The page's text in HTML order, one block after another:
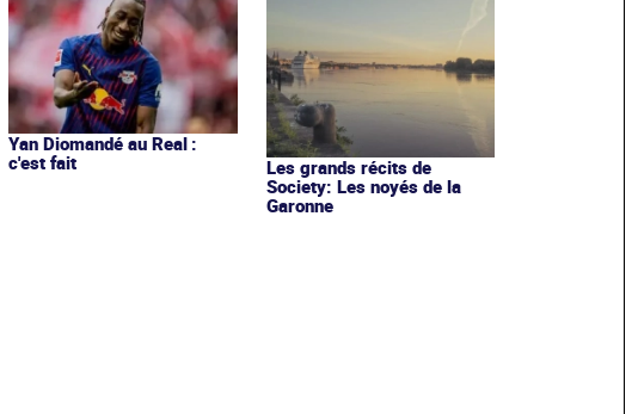
Yan Diomandé au Real :
c'est fait
Les grands récits de
Society: Les noyés de la
Garonne